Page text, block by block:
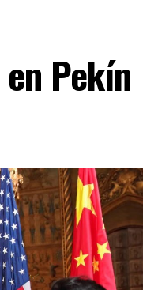
Pekín